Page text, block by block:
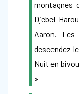
montagnes
Djebel
Aaron.
descendez
Nuit en
»